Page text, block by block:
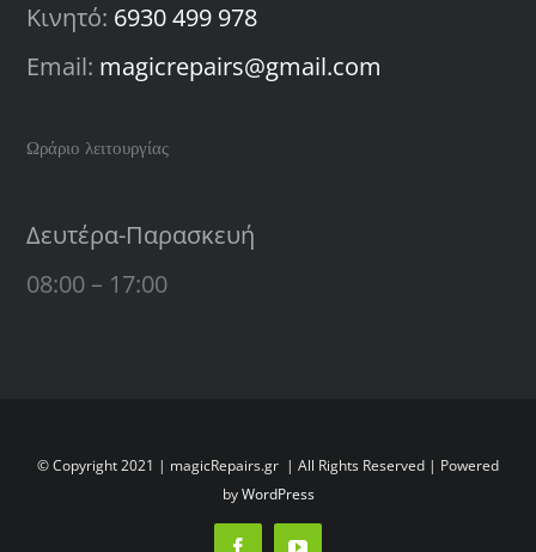
Κινητό: 6930 499 978
Email: magicrepairs@gmail.com
Ωράριο λειτουργίας
Δευτέρα-Παρασκευή
08:00 – 17:00
© Copyright 2021 | magicRepairs.gr | All Rights Reserved | Powered
byWordPress